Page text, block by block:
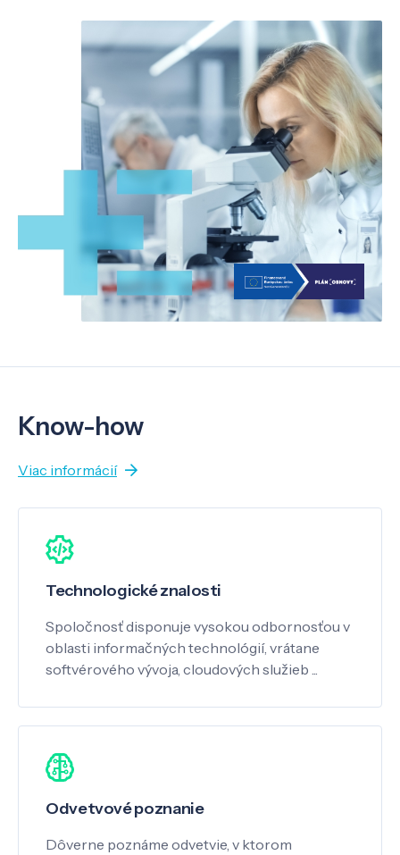
Know-how
Viac informácií
Technologické znalosti
Spoločnosť disponuje vysokou odbornosťou v
oblasti informačných technológií, vrátane
softvérového vývoja, cloudových služieb ...
Odvetvové poznanie
Dôverne poznáme odvetvie, v ktorom